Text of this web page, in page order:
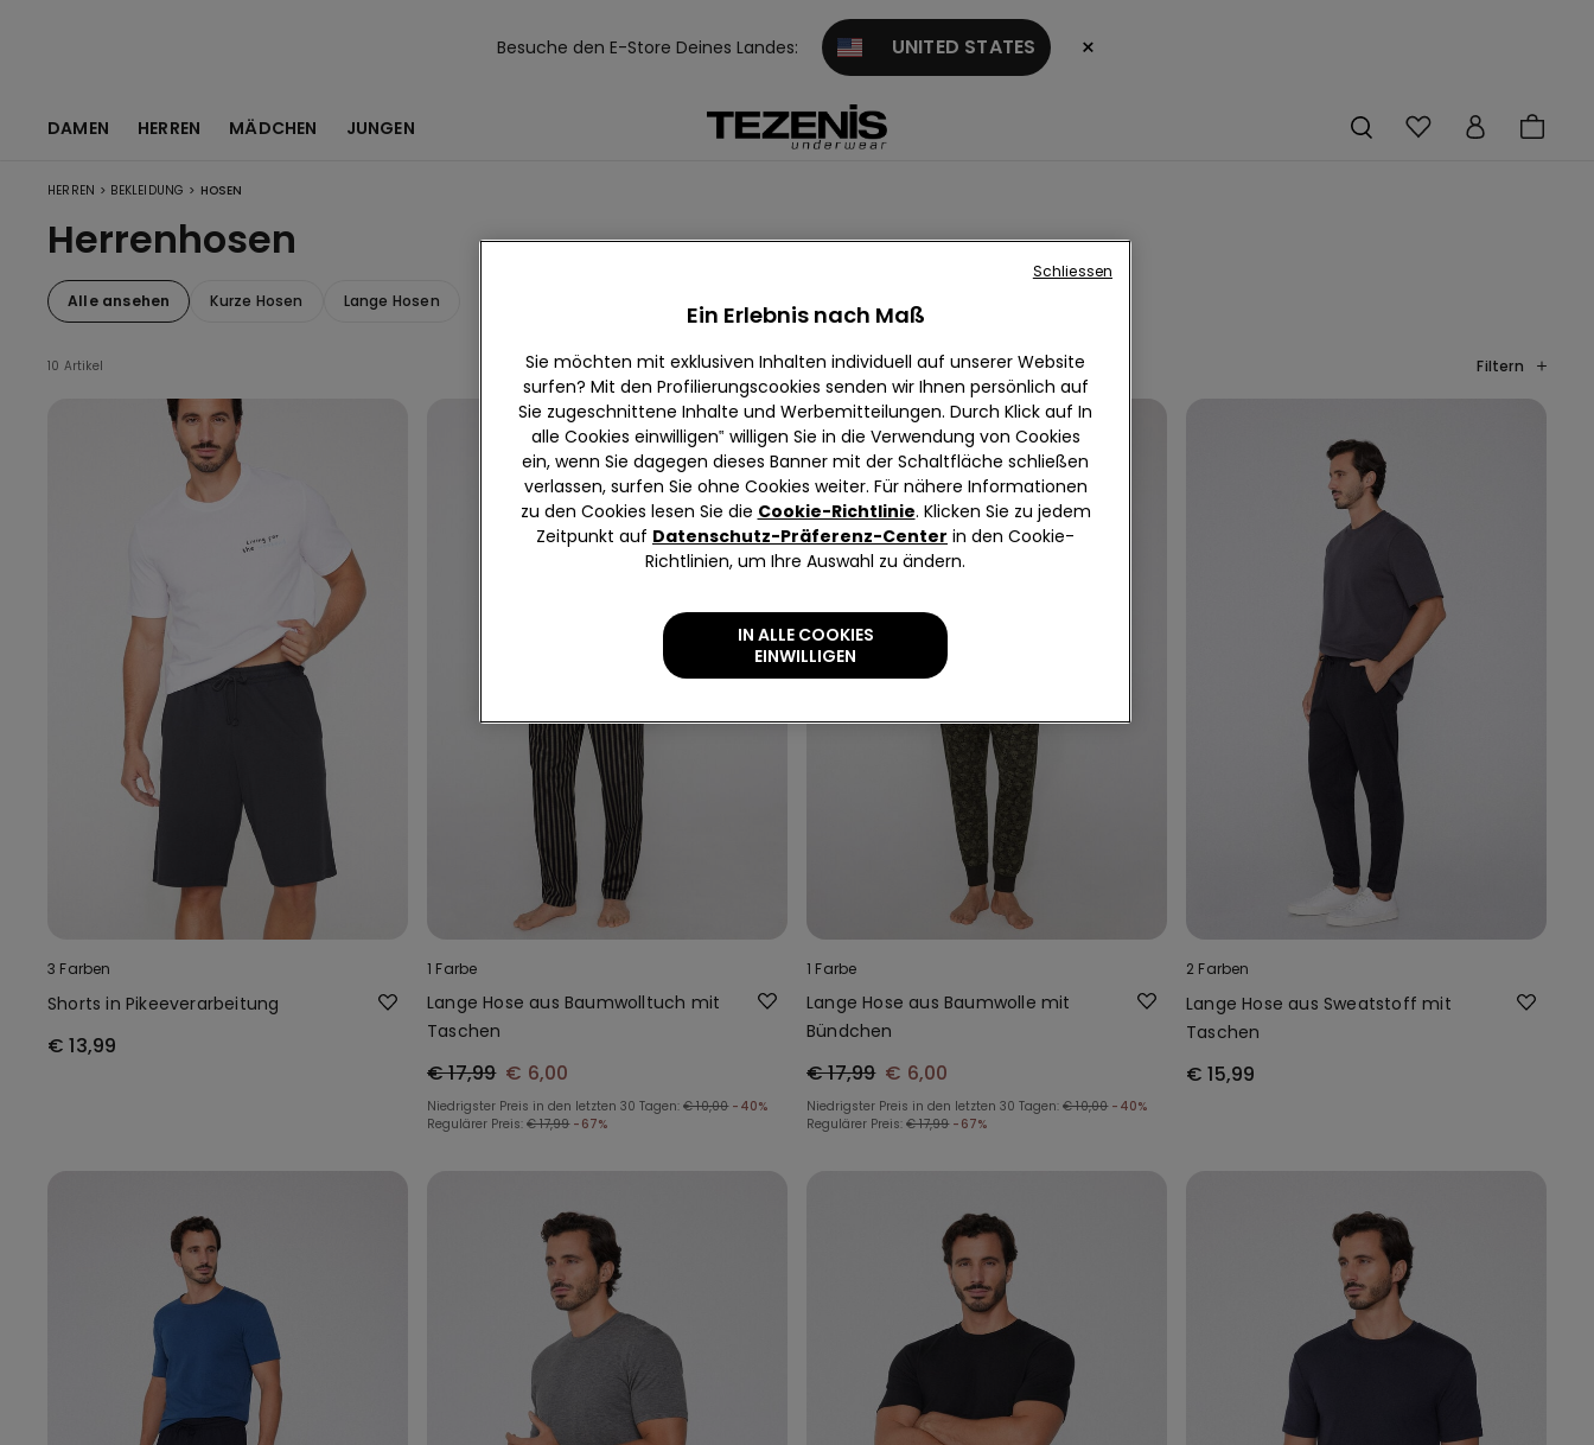
Besuche den E-Store Deines Landes: UNITED STATES ×
DAMEN HERREN MÄDCHEN JUNGEN
HERREN > BEKLEIDUNG > HOSEN
Herrenhosen
Alle ansehen Kurze Hosen Lange Hosen
10 Artikel Filtern
3 Farben
Shorts in Pikeeverarbeitung
€ 13,99
1 Farbe
Lange Hose aus Baumwolltuch mit
Taschen
€ 17,99 € 6,00
Niedrigster Preis in den letzten 30 Tagen: € 10,00 -40%
Regulärer Preis: € 17,99 -67%
1 Farbe
Lange Hose aus Baumwolle mit
Bündchen
€ 17,99 € 6,00
Niedrigster Preis in den letzten 30 Tagen: € 10,00 -40%
Regulärer Preis: € 17,99 -67%
2 Farben
Lange Hose aus Sweatstoff mit
Taschen
€ 15,99
Ein Erlebnis nach Maß
Sie möchten mit exklusiven Inhalten individuell auf unserer Website
surfen? Mit den Profilierungscookies senden wir Ihnen persönlich auf
Sie zugeschnittene Inhalte und Werbemitteilungen. Durch Klick auf In
alle Cookies einwilligen‟ willigen Sie in die Verwendung von Cookies
ein, wenn Sie dagegen dieses Banner mit der Schaltfläche schließen
verlassen, surfen Sie ohne Cookies weiter. Für nähere Informationen
zu den Cookies lesen Sie die Cookie-Richtlinie. Klicken Sie zu jedem
Zeitpunkt auf Datenschutz-Präferenz-Center in den Cookie-
Richtlinien, um Ihre Auswahl zu ändern.
IN ALLE COOKIES
EINWILLIGEN
Schliessen